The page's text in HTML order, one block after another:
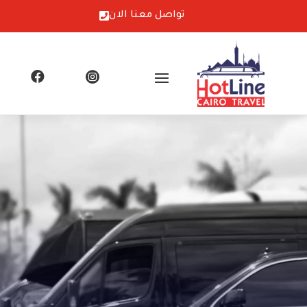
تواصل معنا الان

